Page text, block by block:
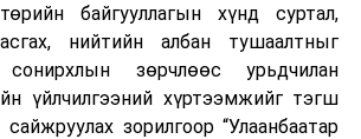
байгууллагын хүнд суртал,
нийтийн албан тушаалтныг
зөрчлөөс урьдчилан
үйлчилгээний хүртээмжийг тэгш
зорилгоор “Улаанбаатар